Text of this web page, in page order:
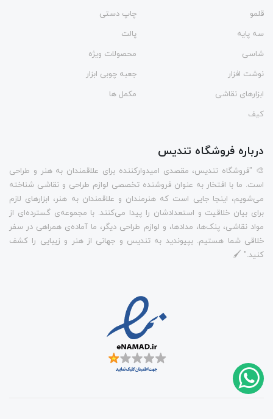
قلمو
چاپ دستی
سه پایه
پالت
شاسی
محصولات ویژه
نوشت افزار
جعبه چوبی ابزار
ابزارهای نقاشی
مکمل ها
کیف
درباره فروشگاه تندیس
🎨 "فروشگاه تندیس، مقصدی امیدوارکننده برای علاقمندان به هنر و طراحی
است. ما با افتخار به عنوان فروشنده تخصصی لوازم طراحی و نقاشی شناخته
می‌شویم، اینجا جایی است که هنرمندان و علاقمندان به هنر، ابزارهای لازم
برای بیان خلاقیت و استعدادشان را پیدا می‌کنند. با مجموعه‌ی گسترده‌ای از
مواد نقاشی، پنک‌ها، مدادها، و لوازم طراحی دیگر، ما آماده‌ی همراهی در سفر
خلاقی شما هستیم. بپیوندید به تندیس و جهانی از هنر و زیبایی را کشف
کنید." 🖌️